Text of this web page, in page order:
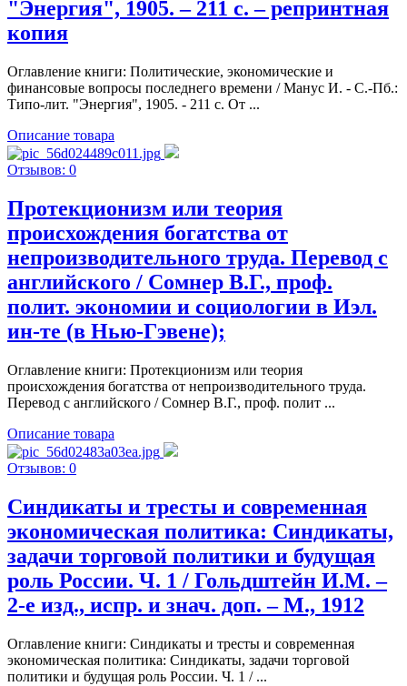
"Энергия", 1905. – 211 с. – репринтная
копия
Оглавление книги: Политические, экономические и
финансовые вопросы последнего времени / Манус И. - С.-Пб.:
Типо-лит. "Энергия", 1905. - 211 с. От ...
Описание товара
Отзывов: 0
Протекционизм или теория
происхождения богатства от
непроизводительного труда. Перевод с
английского / Сомнер В.Г., проф.
полит. экономии и социологии в Иэл.
ин-те (в Нью-Гэвене);
Оглавление книги: Протекционизм или теория
происхождения богатства от непроизводительного труда.
Перевод с английского / Сомнер В.Г., проф. полит ...
Описание товара
Отзывов: 0
Синдикаты и тресты и современная
экономическая политика: Синдикаты,
задачи торговой политики и будущая
роль России. Ч. 1 / Гольдштейн И.М. –
2-е изд., испр. и знач. доп. – М., 1912
Оглавление книги: Синдикаты и тресты и современная
экономическая политика: Синдикаты, задачи торговой
политики и будущая роль России. Ч. 1 / ...